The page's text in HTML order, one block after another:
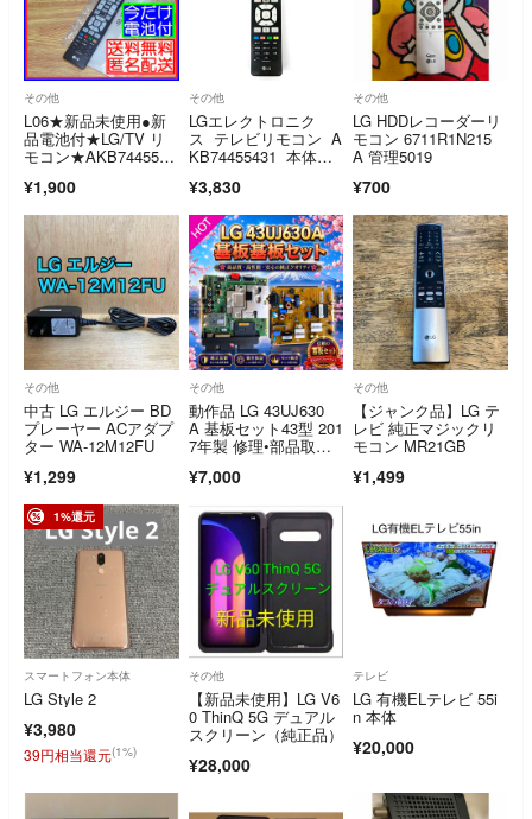
その他
L06★新品未使用●新
品電池付★LG/TV リ
モコン★AKB7445543
¥1,900
その他
LGエレクトロニク
ス テレビリモコン A
KB74455431 本体い
¥3,830
その他
LG HDDレコーダーリ
モコン 6711R1N215
A 管理5019
¥700
その他
中古 LG エルジー BD
プレーヤー ACアダプ
ター WA-12M12FU
¥1,299
その他
動作品 LG 43UJ630
A 基板セット43型 201
7年製 修理•部品取り
¥7,000
その他
【ジャンク品】LG テ
レビ 純正マジックリ
モコン MR21GB
¥1,499
1%還元
スマートフォン本体
LG Style 2
¥3,980
39円相当還元(1%)
その他
【新品未使用】LG V6
0 ThinQ 5G デュアル
スクリーン（純正品）
¥28,000
テレビ
LG 有機ELテレビ 55i
n 本体
¥20,000